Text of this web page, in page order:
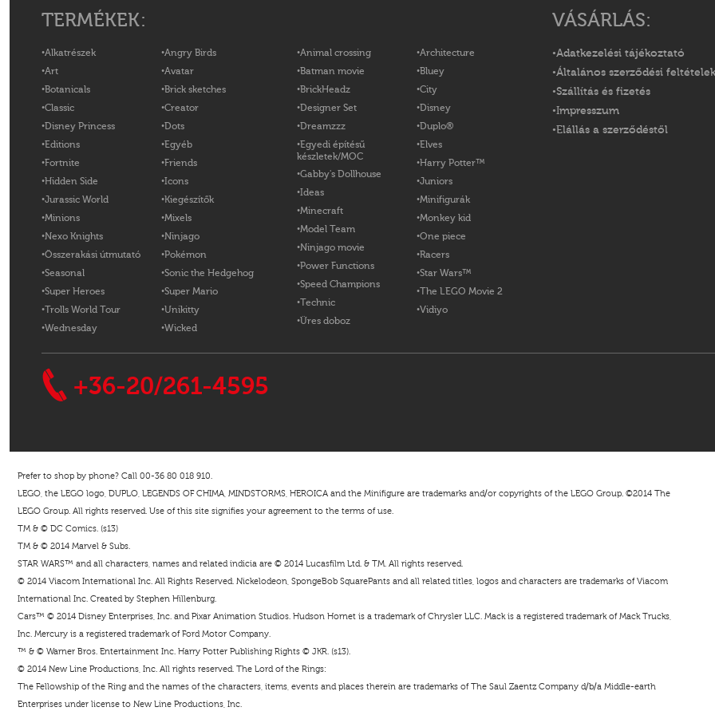
TERMÉKEK:
Alkatrészek
Art
Botanicals
Classic
Disney Princess
Editions
Fortnite
Hidden Side
Jurassic World
Minions
Nexo Knights
Összerakási útmutató
Seasonal
Super Heroes
Trolls World Tour
Wednesday
Angry Birds
Avatar
Brick sketches
Creator
Dots
Egyéb
Friends
Icons
Kiegészítők
Mixels
Ninjago
Pokémon
Sonic the Hedgehog
Super Mario
Unikitty
Wicked
Animal crossing
Batman movie
BrickHeadz
Designer Set
Dreamzzz
Egyedi építésű
készletek/MOC
Gabby's Dollhouse
Ideas
Minecraft
Model Team
Ninjago movie
Power Functions
Speed Champions
Technic
Üres doboz
Architecture
Bluey
City
Disney
Duplo®
Elves
Harry Potter™
Juniors
Minifigurák
Monkey kid
One piece
Racers
Star Wars™
The LEGO Movie 2
Vidiyo
VÁSÁRLÁS:
Adatkezelési tájékoztató
Általános szerződési feltételek
Szállítás és fizetés
Impresszum
Elállás a szerződéstől
+36-20/261-4595
Prefer to shop by phone? Call 00-36 80 018 910.
LEGO, the LEGO logo, DUPLO, LEGENDS OF CHIMA, MINDSTORMS, HEROICA and the Minifigure are trademarks and/or copyrights of the LEGO Group. ©2014 The
LEGO Group. All rights reserved. Use of this site signifies your agreement to the terms of use.
TM & © DC Comics. (s13)
TM & © 2014 Marvel & Subs.
STAR WARS™ and all characters, names and related indicia are © 2014 Lucasfilm Ltd. & TM. All rights reserved.
© 2014 Viacom International Inc. All Rights Reserved. Nickelodeon, SpongeBob SquarePants and all related titles, logos and characters are trademarks of Viacom
International Inc. Created by Stephen Hillenburg.
Cars™ © 2014 Disney Enterprises, Inc. and Pixar Animation Studios. Hudson Hornet is a trademark of Chrysler LLC. Mack is a registered trademark of Mack Trucks,
Inc. Mercury is a registered trademark of Ford Motor Company.
™ & © Warner Bros. Entertainment Inc. Harry Potter Publishing Rights © JKR. (s13).
© 2014 New Line Productions, Inc. All rights reserved. The Lord of the Rings:
The Fellowship of the Ring and the names of the characters, items, events and places therein are trademarks of The Saul Zaentz Company d/b/a Middle-earth
Enterprises under license to New Line Productions, Inc.